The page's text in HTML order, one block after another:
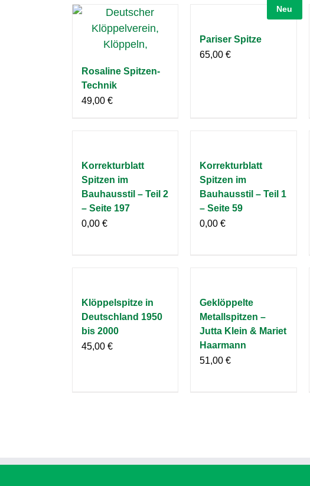
Rosaline Spitzen-
Technik
49,00 €
Neu
Pariser Spitze
65,00€
Korrekturblatt
Spitzen im
Bauhausstil – Teil 2
– Seite 197
0,00 €
Korrekturblatt
Spitzen im
Bauhausstil – Teil 1
– Seite 59
0,00€
Klöppelspitze in
Deutschland 1950
bis 2000
45,00 €
Geklöppelte
Metallspitzen –
Jutta Klein & Mariet
Haarmann
51,00€